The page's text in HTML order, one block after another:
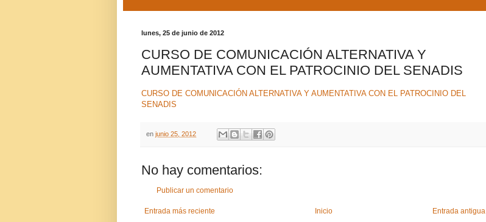
lunes, 25 de junio de 2012
CURSO DE COMUNICACIÓN ALTERNATIVA Y
AUMENTATIVA CON EL PATROCINIO DEL SENADIS
CURSO DE COMUNICACIÓN ALTERNATIVA Y AUMENTATIVA CON EL PATROCINIO DEL
SENADIS
en junio 25, 2012
No hay comentarios:
Publicar un comentario
Entrada más reciente Entrada antigua
Inicio